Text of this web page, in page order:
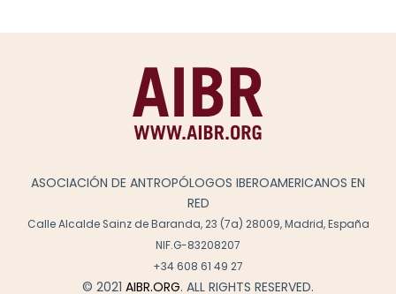
ASOCIACIÓN DE ANTROPÓLOGOS IBEROAMERICANOS EN
RED
Calle Alcalde Sainz de Baranda, 23 (7a) 28009, Madrid, España
NIF.G-83208207
+34 608 61 49 27
© 2021 AIBR.ORG. ALL RIGHTS RESERVED.